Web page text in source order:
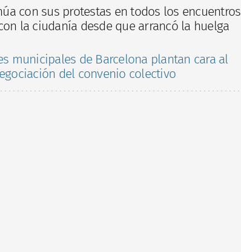
con sus protestas en todos los encuentros
la ciudanía desde que arrancó la huelga
municipales de Barcelona plantan cara al
del convenio colectivo